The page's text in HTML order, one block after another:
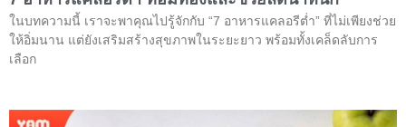
ในบทความนี้ เราจะพาคุณไปรู้จักกับ “7 อาหารแคลอรีต่ำ” ที่ไม่เพียงช่วย
ให้อิ่มนาน แต่ยังเสริมสร้างสุขภาพในระยะยาว พร้อมทั้งเคล็ดลับการ
เลือก